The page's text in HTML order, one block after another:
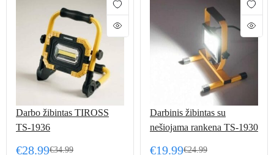
Darbo žibintas TIROSS
TS-1936
€34.99
€28.99
Darbinis žibintas su
nešiojama rankena TS-1930
€24.99
€19.99